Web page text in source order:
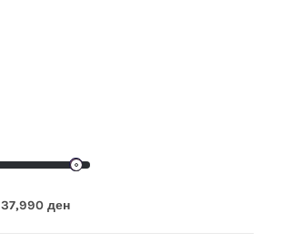
37,990 ден